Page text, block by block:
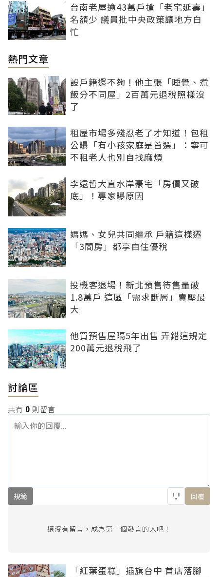
台南老屋逾43萬戶搶「老宅延壽」
名額少 議員批中央政策讓地方白
忙
熱門文章
設戶籍還不夠！他主張「睡覺、煮
飯分不同屋」2百萬元退稅照樣沒
了
租屋市場多殘忍老了才知道！包租
公曝「有小孩家庭是首選」：寧可
不租老人也別自找麻煩
李遠哲大直水岸豪宅「房價又破
底」！專家曝原因
媽媽、女兒共同繼承 戶籍這樣遷
「3間房」都享自住優稅
投機客退場！新北預售待售量破
1.8萬戶 這區「需求斷層」賣壓最
大
他買預售屋隔5年出售 弄錯這規定
200萬元退稅飛了
討論區
共有 0 則留言
規範 回覆
還沒有留言，成為第一個發言的人吧！
「紅葉蛋糕」插旗台中 首店落腳